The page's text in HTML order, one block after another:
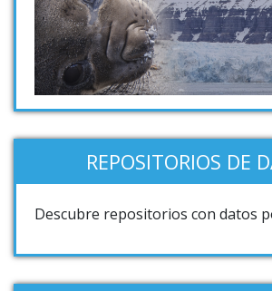
REPOSITORIOS DE
Descubre repositorios con datos